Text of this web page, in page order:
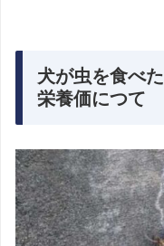
犬が虫を食べ
栄養価につて